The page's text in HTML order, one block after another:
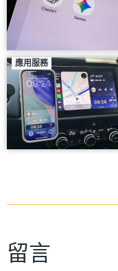
應用服務
留言